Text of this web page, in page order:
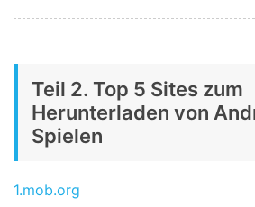
Teil 2. Top 5 Sites zum
Herunterladen von
Spielen
1.mob.org